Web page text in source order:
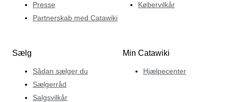
Presse
Partnerskab med Catawiki
Købervilkår
Sælg
Sådan sælger du
Sælgerråd
Salgsvilkår
Min Catawiki
Hjælpecenter